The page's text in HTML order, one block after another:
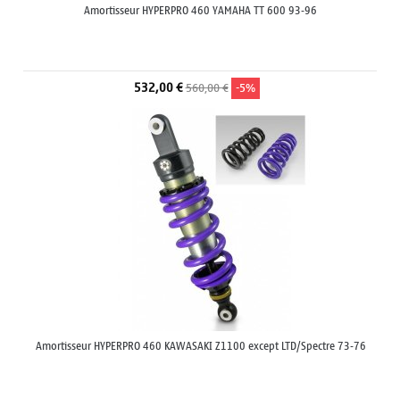
Amortisseur HYPERPRO 460 YAMAHA TT 600 93-96
532,00 €560,00 € -5%
Amortisseur HYPERPRO 460 KAWASAKI Z1100 except LTD/Spectre 73-76